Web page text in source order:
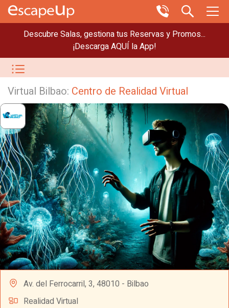
Descubre Salas, gestiona tus Reservas y Promos...
¡Descarga AQUÍ la App!
Virtual Bilbao: Centro de Realidad Virtual
Av. del Ferrocarril, 3, 48010 - Bilbao
Realidad Virtual